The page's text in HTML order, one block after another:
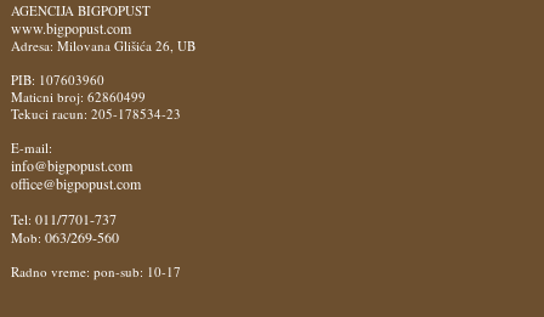
AGENCIJA BIGPOPUST
www.bigpopust.com
Adresa: Milovana Glišića 26, UB
PIB: 107603960
Maticni broj: 62860499
Tekuci racun: 205-178534-23
E-mail:
info@bigpopust.com
office@bigpopust.com
Tel: 011/7701-737
Mob: 063/269-560
Radno vreme: pon-sub: 10-17